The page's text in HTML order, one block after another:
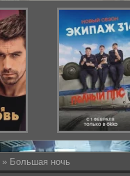
» Большая ночь